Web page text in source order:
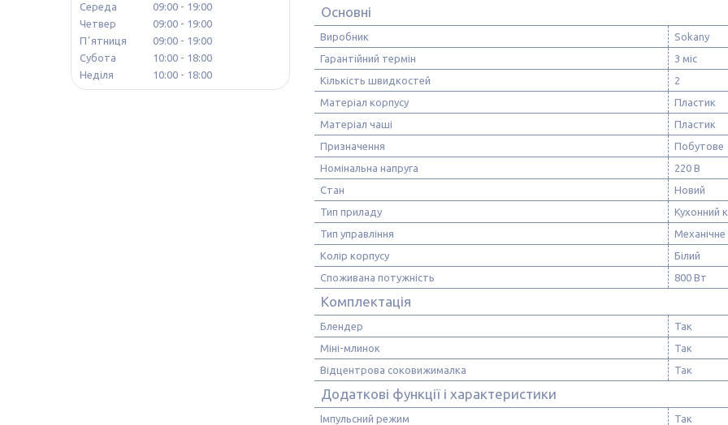
Основні
Виробник
Sokany
Гарантійний термін
3 міс
Кількість швидкостей
2
Матеріал корпусу
Пластик
Матеріал чаші
Пластик
Призначення
Побутове
Номінальна напруга
220 В
Стан
Новий
Тип приладу
Кухонний
Тип управління
Механічне
Колір корпусу
Білий
Споживана потужність
800 Вт
Комплектація
Блендер
Так
Міні-млинок
Так
Відцентрова соковижималка
Так
Додаткові функції і характеристики
Імпульсний режим
Так
Середа
09:00
19:00
Четвер
09:00
19:00
Пʼятниця
09:00
19:00
Субота
10:00
18:00
Неділя
10:00 18:00